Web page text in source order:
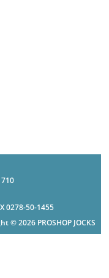
0278-50-1455
© 2026 PROSHOP JOCKS